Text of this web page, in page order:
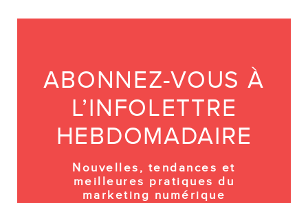
ABONNEZ-VOUS À
L’INFOLETTRE
HEBDOMADAIRE
Nouvelles, tendances et
meilleures pratiques du
marketing numérique